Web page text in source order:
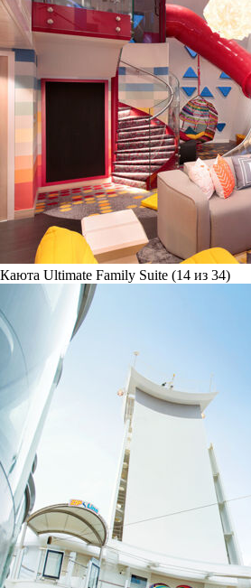
Каюта Ultimate Family Suite (14 из 34)